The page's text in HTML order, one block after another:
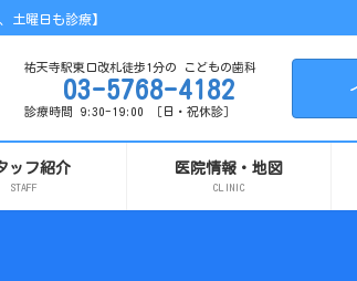
土曜日も診療】
祐天寺駅東口改札徒歩1分の こどもの歯科
03-5768-4182
診療時間 9:30-19:00 ［日・祝休診］
ッフ紹介
STAFF
医院情報・地図
CLINIC